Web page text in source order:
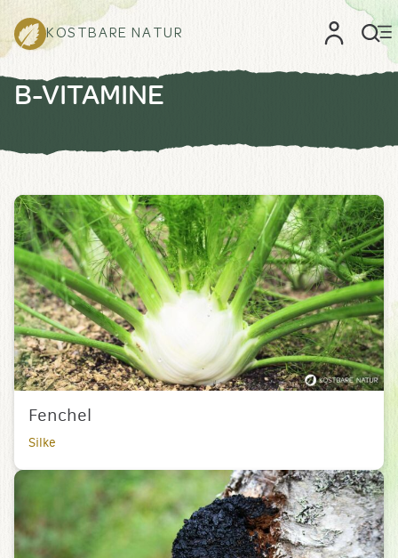
KOSTBARE NATUR
B-VITAMINE
Fenchel
Silke